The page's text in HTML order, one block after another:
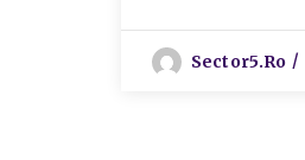
Sector5.ro